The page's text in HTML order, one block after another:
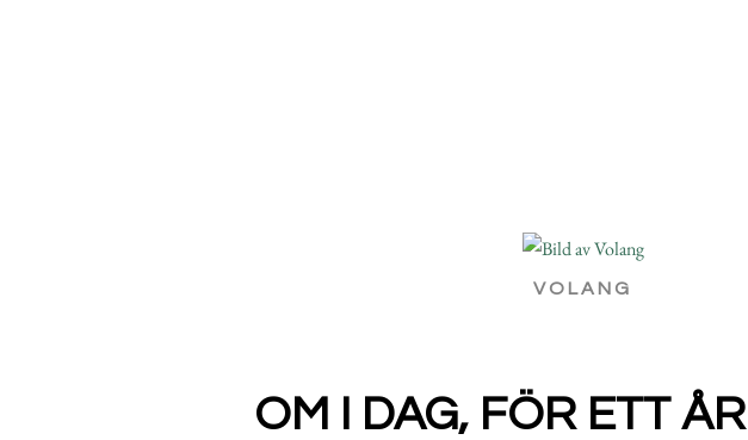
VOLANG
OM I DAG, FÖR ETT